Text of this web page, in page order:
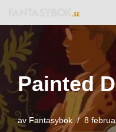
Hoppa
till
innehåll
Painted
av Fantasybok 8